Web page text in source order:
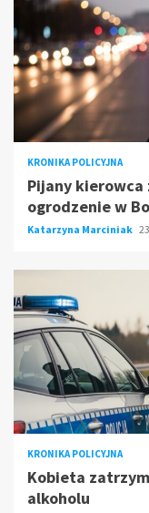
KRONIKA POLICYJNA
Pijany kierowca
ogrodzenie w
Katarzyna Marciniak
KRONIKA POLICYJNA
Kobieta
alkoholu